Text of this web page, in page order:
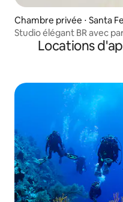
Chambre privée ⋅ Santa Fe
Studio élégant BR avec
Locations